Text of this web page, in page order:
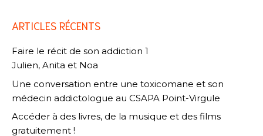
ARTICLES RÉCENTS
Faire le récit de son addiction 1
Julien, Anita et Noa
Une conversation entre une toxicomane et son
médecin addictologue au CSAPA Point-Virgule
Accéder à des livres, de la musique et des films
gratuitement !